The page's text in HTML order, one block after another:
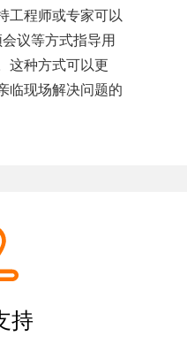
工程师或专家可以
议等方式指导用
这种方式可以更
临现场解决问题的
持